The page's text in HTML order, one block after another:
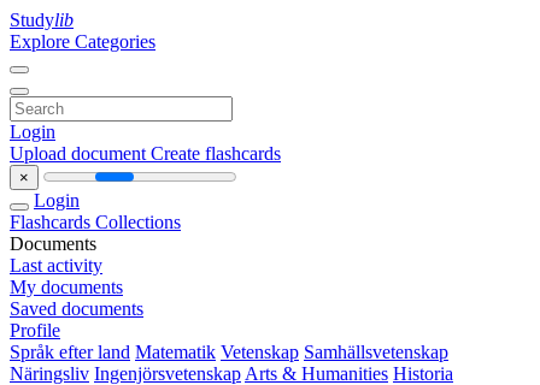
Studylib
Explore Categories
Login
Upload document Create flashcards
×
Login
Flashcards Collections
Documents
Last activity
My documents
Saved documents
Profile
Språk efter land Matematik Vetenskap Samhällsvetenskap
Näringsliv Ingenjörsvetenskap Arts & Humanities Historia